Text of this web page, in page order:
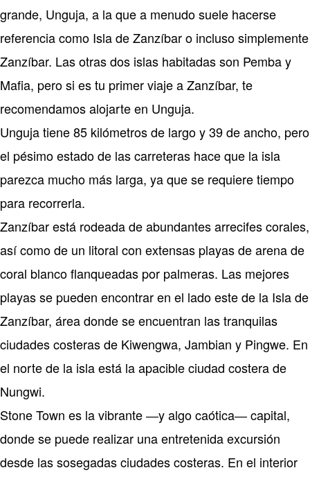
grande, Unguja, a la que a menudo suele hacerse
referencia como Isla de Zanzíbar o incluso simplemente
Zanzíbar. Las otras dos islas habitadas son Pemba y
Mafia, pero si es tu primer viaje a Zanzíbar, te
recomendamos alojarte en Unguja.
Unguja tiene 85 kilómetros de largo y 39 de ancho, pero
el pésimo estado de las carreteras hace que la isla
parezca mucho más larga, ya que se requiere tiempo
para recorrerla.
Zanzíbar está rodeada de abundantes arrecifes corales,
así como de un litoral con extensas playas de arena de
coral blanco flanqueadas por palmeras. Las mejores
playas se pueden encontrar en el lado este de la Isla de
Zanzíbar, área donde se encuentran las tranquilas
ciudades costeras de Kiwengwa, Jambian y Pingwe. En
el norte de la isla está la apacible ciudad costera de
Nungwi.
Stone Town es la vibrante ―y algo caótica― capital,
donde se puede realizar una entretenida excursión
desde las sosegadas ciudades costeras. En el interior